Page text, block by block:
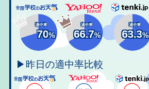
適中率
70%
適中率
66.7%
適中率
63.3%
▶昨日の適中率比較